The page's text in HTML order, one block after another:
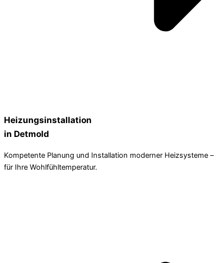
Heizungsinstallation
in Detmold
Kompetente Planung und Installation moderner Heizsysteme –
für Ihre Wohlfühltemperatur.